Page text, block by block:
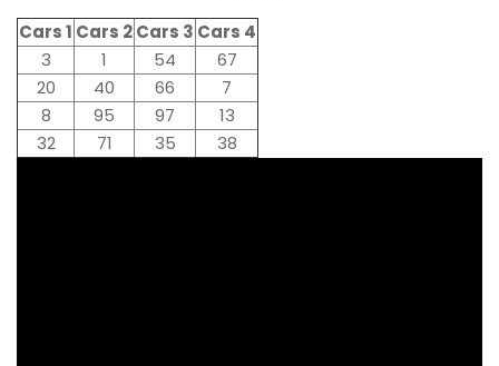
Cars 1 Cars 2Cars 3 Cars 4
3
1 54
67
20
40 66
7
8
95 97
13
32
71 35 38